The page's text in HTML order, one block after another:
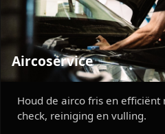
Aircoservice
Houd de airco fris en efficiënt
check, reiniging en vulling.